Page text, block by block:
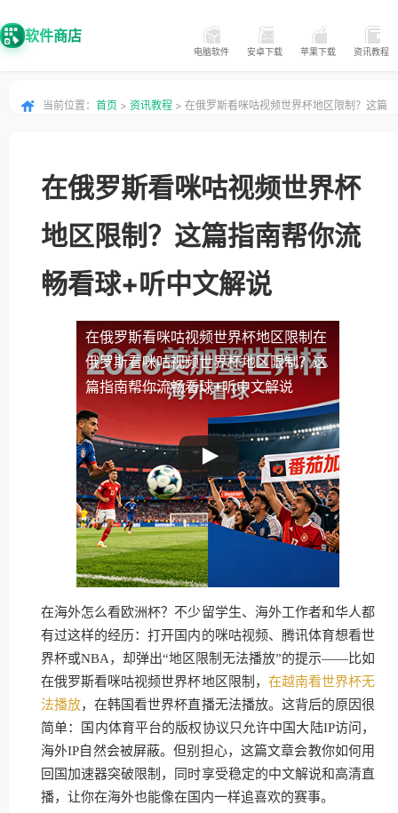
软件商店
电脑软件 安卓下载 苹果下载 资讯教程
当前位置： 首页 > 资讯教程 > 在俄罗斯看咪咕视频世界杯地区限制？这篇
在俄罗斯看咪咕视频世界杯
地区限制？这篇指南帮你流
畅看球+听中文解说
在俄罗斯看咪咕视频世界杯地区限制 在
俄罗斯看咪咕视频世界杯地区限制？这
篇指南帮你流畅看球+听中文解说
在海外怎么看欧洲杯？不少留学生、海外工作者和华人都
有过这样的经历：打开国内的咪咕视频、腾讯体育想看世
界杯或NBA，却弹出“地区限制无法播放”的提示——比如
在俄罗斯看咪咕视频世界杯地区限制， 在越南看世界杯无
法播放，在韩国看世界杯直播无法播放。这背后的原因很
简单：国内体育平台的版权协议只允许中国大陆IP访问，
海外IP自然会被屏蔽。但别担心，这篇文章会教你如何用
回国加速器突破限制，同时享受稳定的中文解说和高清直
播，让你在海外也能像在国内一样追喜欢的赛事。